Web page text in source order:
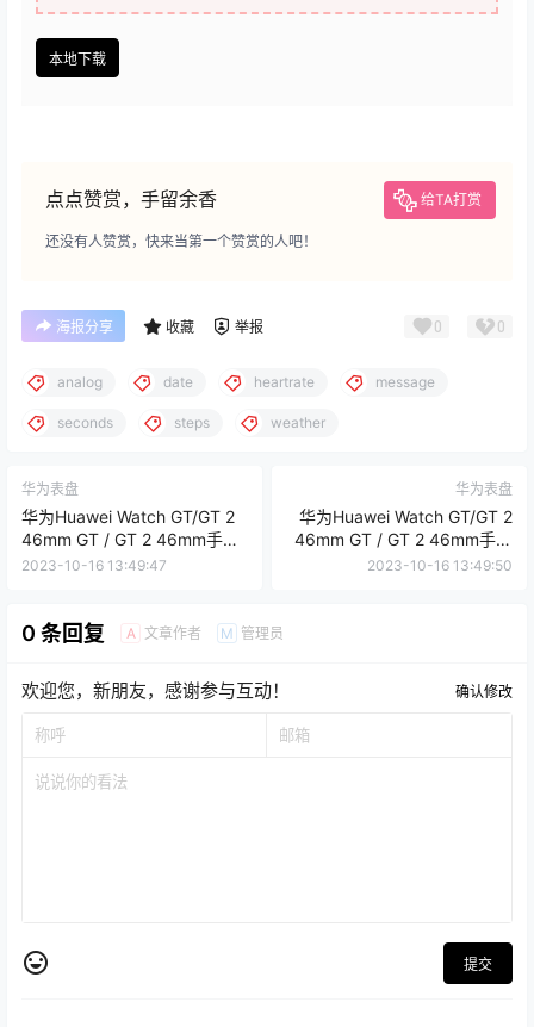
本地下载
点点赞赏，手留余香 给TA打赏
还没有人赞赏，快来当第一个赞赏的人吧！
海报分享 收藏 举报 0 0
analog date heartrate message
seconds steps weather
华为表盘
华为Huawei Watch GT/GT 2
46mm GT / GT 2 46mm手表
表盘
2023-10-16 13:49:47
华为表盘
华为Huawei Watch GT/GT 2
46mm GT / GT 2 46mm手表
表盘
2023-10-16 13:49:50
0 条回复 A 文章作者 M 管理员
欢迎您，新朋友，感谢参与互动！ 确认修改
提交